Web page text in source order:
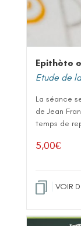
Epithète
Etude de
La séance
de Jean
temps de
5,00€
VOIR